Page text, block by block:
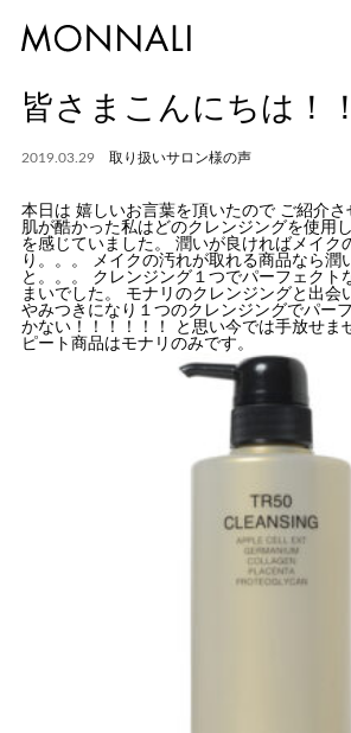
皆さまこんにちは！！
2019.03.29 取り扱いサロン様の声
本日は 嬉しいお言葉を頂いたので ご紹介
肌が酷かった私はどのクレンジングを使用
を感じていました。 潤いが良ければメイク
り。。。 メイクの汚れが取れる商品なら潤
と。。。 クレンジング１つでパーフェクト
まいでした。 モナリのクレンジングと出会
やみつきになり１つのクレンジングでパー
かない！！！！！！ と思い今では手放せま
ピート商品はモナリのみです。